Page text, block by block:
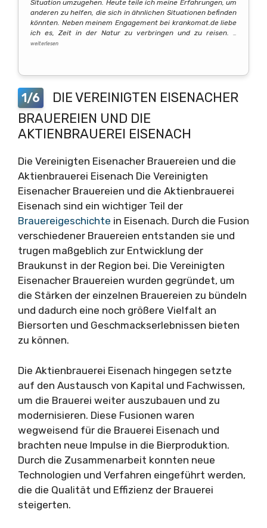
Situation umzugehen. Heute teile ich meine Erfahrungen, um
anderen zu helfen, die sich in ähnlichen Situationen befinden
könnten. Neben meinem Engagement bei krankomat.de liebe
ich es, Zeit in der Natur zu verbringen und zu reisen.
weiterlesen
1/6
DIE VEREINIGTEN EISENACHER
BRAUEREIEN UND DIE
AKTIENBRAUEREI EISENACH
Die Vereinigten Eisenacher Brauereien und die
Aktienbrauerei Eisenach Die Vereinigten
Eisenacher Brauereien und die Aktienbrauerei
Eisenach sind ein wichtiger Teil der
Brauereigeschichte in Eisenach. Durch die Fusion
verschiedener Brauereien entstanden sie und
trugen maßgeblich zur Entwicklung der
Braukunst in der Region bei. Die Vereinigten
Eisenacher Brauereien wurden gegründet, um
die Stärken der einzelnen Brauereien zu bündeln
und dadurch eine noch größere Vielfalt an
Biersorten und Geschmackserlebnissen bieten
zu können.
Die Aktienbrauerei Eisenach hingegen setzte
auf den Austausch von Kapital und Fachwissen,
um die Brauerei weiter auszubauen und zu
modernisieren. Diese Fusionen waren
wegweisend für die Brauerei Eisenach und
brachten neue Impulse in die Bierproduktion.
Durch die Zusammenarbeit konnten neue
Technologien und Verfahren eingeführt werden,
die die Qualität und Effizienz der Brauerei
steigerten.